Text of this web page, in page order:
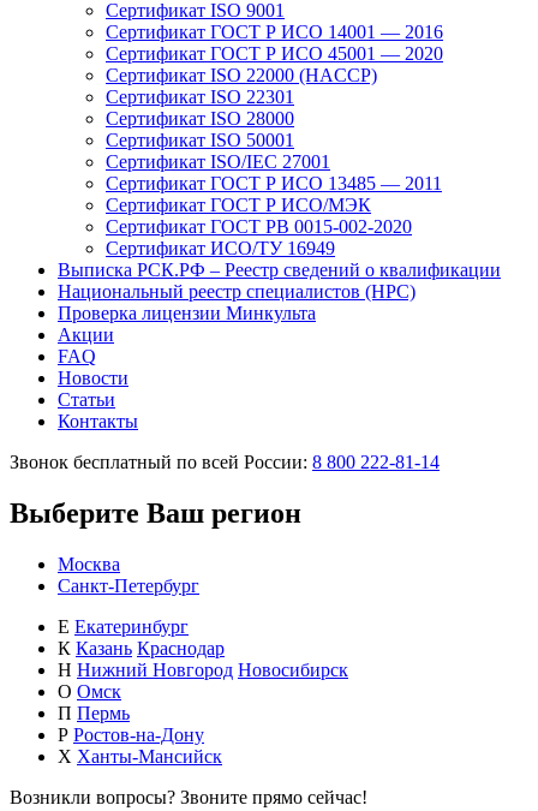
Сертификат ISO 9001
Сертификат ГОСТ Р ИСО 14001 — 2016
Сертификат ГОСТ Р ИСО 45001 — 2020
Сертификат ISO 22000 (HACCP)
Сертификат ISO 22301
Сертификат ISO 28000
Сертификат ISO 50001
Сертификат ISO/IEC 27001
Сертификат ГОСТ Р ИСО 13485 — 2011
Сертификат ГОСТ Р ИСО/МЭК
Сертификат ГОСТ РВ 0015-002-2020
Сертификат ИСО/ТУ 16949
Выписка РСК.РФ – Реестр сведений о квалификации
Национальный реестр специалистов (НРС)
Проверка лицензии Минкульта
Акции
FAQ
Новости
Статьи
Контакты
Звонок бесплатный по всей России: 8 800 222-81-14
Выберите Ваш регион
Москва
Санкт-Петербург
Е Екатеринбург
К Казань Краснодар
Н Нижний Новгород Новосибирск
О Омск
П Пермь
Р Ростов-на-Дону
Х Ханты-Мансийск
Возникли вопросы? Звоните прямо сейчас!